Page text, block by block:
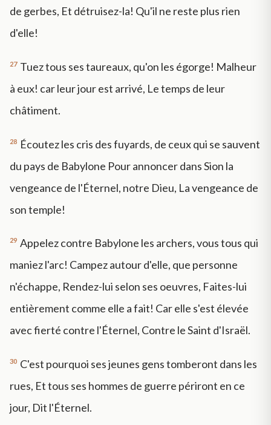
de gerbes, Et détruisez-la! Qu'il ne reste plus rien
d'elle!
27 Tuez tous ses taureaux, qu'on les égorge! Malheur
à eux! car leur jour est arrivé, Le temps de leur
châtiment.
28 Écoutez les cris des fuyards, de ceux qui se sauvent
du pays de Babylone Pour annoncer dans Sion la
vengeance de l'Éternel, notre Dieu, La vengeance de
son temple!
29 Appelez contre Babylone les archers, vous tous qui
maniez l'arc! Campez autour d'elle, que personne
n'échappe, Rendez-lui selon ses oeuvres, Faites-lui
entièrement comme elle a fait! Car elle s'est élevée
avec fierté contre l'Éternel, Contre le Saint d'Israël.
30 C'est pourquoi ses jeunes gens tomberont dans les
rues, Et tous ses hommes de guerre périront en ce
jour, Dit l'Éternel.